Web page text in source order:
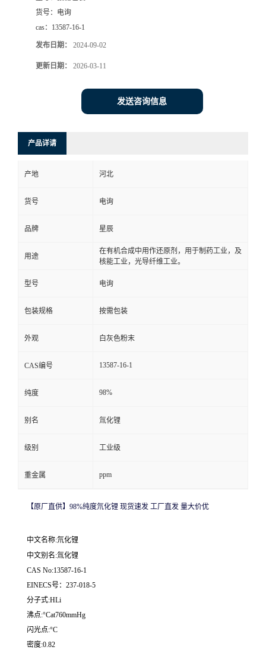
货号： 电询
cas： 13587-16-1
发布日期： 2024-09-02
更新日期： 2026-03-11
发送咨询信息
产品详请
产地 河北
货号 电询
品牌 星辰
用途
在有机合成中用作还原剂，用于制药工业，及
核能工业，光导纤维工业。
型号 电询
包装规格 按需包装
外观 白灰色粉末
CAS编号 13587-16-1
纯度 98%
别名 氚化锂
级别 工业级
重金属 ppm
【原厂直供】98%纯度氘化锂 现货速发 工厂直发 量大价优
中文名称:氘化锂
中文别名:氚化锂
CAS No:13587-16-1
EINECS号：237-018-5
分子式:HLi
沸点:°Cat760mmHg
闪光点:°C
密度:0.82